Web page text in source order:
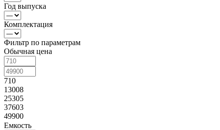
Год выпуска
Комплектация
Фильтр по параметрам
Обычная цена
710
13008
25305
37603
49900
Емкость